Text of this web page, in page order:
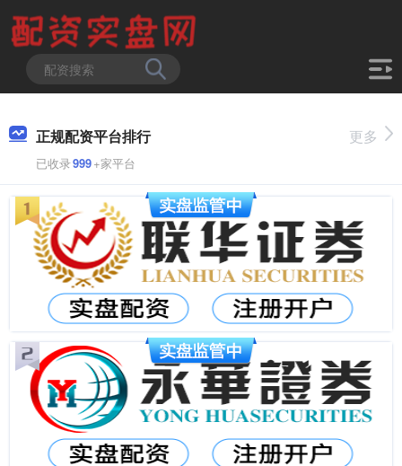
正规配资平台排行
已收录999+家平台
更多